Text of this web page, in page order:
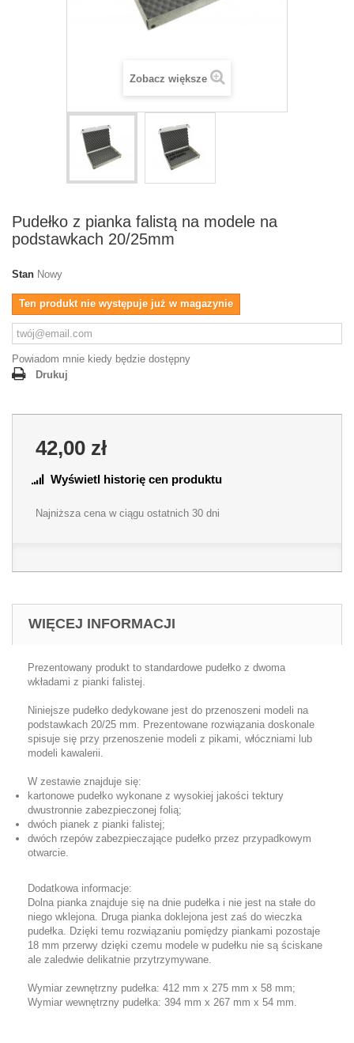
Zobacz większe
Pudełko z pianka falistą na modele na
podstawkach 20/25mm
Stan Nowy
Ten produkt nie występuje już w magazynie
Powiadom mnie kiedy będzie dostępny
Drukuj
42,00 zł
Wyświetl historię cen produktu
Najniższa cena w ciągu ostatnich 30 dni
WIĘCEJ INFORMACJI
Prezentowany produkt to standardowe pudełko z dwoma
wkładami z pianki falistej.
Niniejsze pudełko dedykowane jest do przenoszeni modeli na
podstawkach 20/25 mm. Prezentowane rozwiązania doskonale
spisuje się przy przenoszenie modeli z pikami, włóczniami lub
modeli kawalerii.
W zestawie znajduje się:
kartonowe pudełko wykonane z wysokiej jakości tektury
dwustronnie zabezpieczonej folią;
dwóch pianek z pianki falistej;
dwóch rzepów zabezpieczające pudełko przez przypadkowym
otwarcie.
Dodatkowa informacje:
Dolna pianka znajduje się na dnie pudełka i nie jest na stałe do
niego wklejona. Druga pianka doklejona jest zaś do wieczka
pudełka. Dzięki temu rozwiązaniu pomiędzy piankami pozostaje
18 mm przerwy dzięki czemu modele w pudełku nie są ściskane
ale zaledwie delikatnie przytrzymywane.
Wymiar zewnętrzny pudełka: 412 mm x 275 mm x 58 mm;
Wymiar wewnętrzny pudełka: 394 mm x 267 mm x 54 mm.